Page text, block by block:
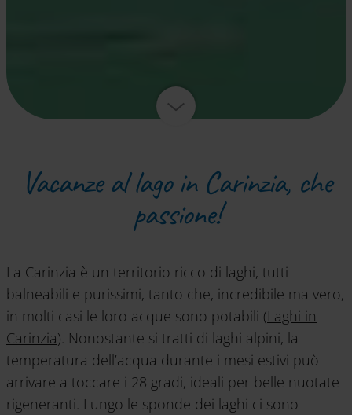
Vacanze al lago in Carinzia, che
passione!
La Carinzia è un territorio ricco di laghi, tutti
balneabili e purissimi, tanto che, incredibile ma vero,
in molti casi le loro acque sono potabili (Laghi in
Carinzia). Nonostante si tratti di laghi alpini, la
temperatura dell’acqua durante i mesi estivi può
arrivare a toccare i 28 gradi, ideali per belle nuotate
rigeneranti. Lungo le sponde dei laghi ci sono